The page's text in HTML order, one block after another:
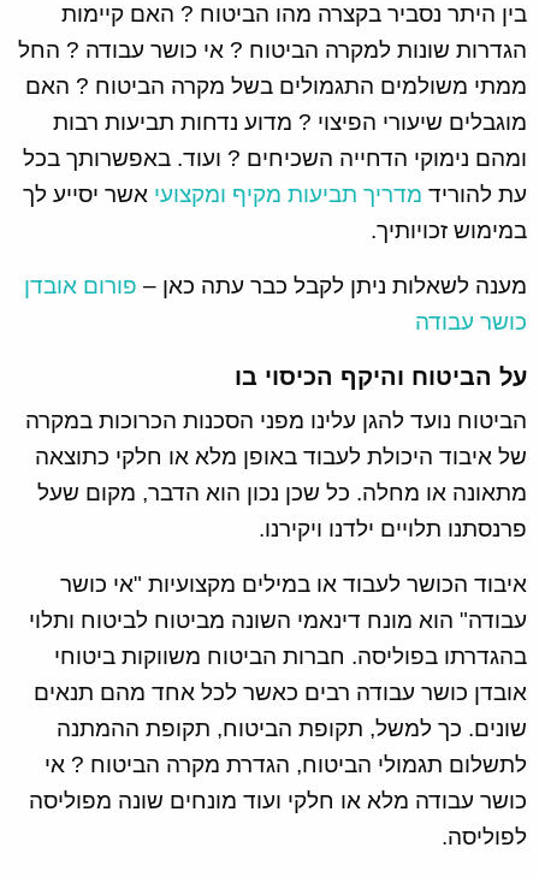
בין היתר נסביר בקצרה מהו הביטוח ? האם קיימות
הגדרות שונות למקרה הביטוח ? אי כושר עבודה ? החל
ממתי משולמים התגמולים בשל מקרה הביטוח ? האם
מוגבלים שיעורי הפיצוי ? מדוע נדחות תביעות רבות
ומהם נימוקי הדחייה השכיחים ? ועוד. באפשרותך בכל
עת להוריד מדריך תביעות מקיף ומקצועי אשר יסייע לך
במימוש זכויותיך.
מענה לשאלות ניתן לקבל כבר עתה כאן – פורום אובדן
כושר עבודה
על הביטוח והיקף הכיסוי בו
הביטוח נועד להגן עלינו מפני הסכנות הכרוכות במקרה
של איבוד היכולת לעבוד באופן מלא או חלקי כתוצאה
מתאונה או מחלה. כל שכן נכון הוא הדבר, מקום שעל
פרנסתנו תלויים ילדנו ויקירנו.
איבוד הכושר לעבוד או במילים מקצועיות "אי כושר
עבודה" הוא מונח דינאמי השונה מביטוח לביטוח ותלוי
בהגדרתו בפוליסה. חברות הביטוח משווקות ביטוחי
אובדן כושר עבודה רבים כאשר לכל אחד מהם תנאים
שונים. כך למשל, תקופת הביטוח, תקופת ההמתנה
לתשלום תגמולי הביטוח, הגדרת מקרה הביטוח ? אי
כושר עבודה מלא או חלקי ועוד מונחים שונה מפוליסה
לפוליסה.